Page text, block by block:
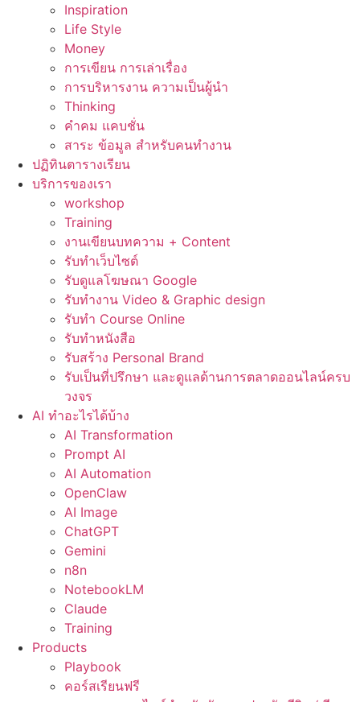
Inspiration
Life Style
Money
การเขียน การเล่าเรื่อง
การบริหารงาน ความเป็นผู้นำ
Thinking
คำคม แคบชั่น
สาระ ข้อมูล สำหรับคนทำงาน
ปฏิทินตารางเรียน
บริการของเรา
workshop
Training
งานเขียนบทความ + Content
รับทำเว็บไซต์
รับดูแลโฆษณา Google
รับทำงาน Video & Graphic design
รับทำ Course Online
รับทำหนังสือ
รับสร้าง Personal Brand
รับเป็นที่ปรึกษา และดูแลด้านการตลาดออนไลน์ครบ
วงจร
AI ทำอะไรได้บ้าง
AI Transformation
Prompt AI
AI Automation
OpenClaw
AI Image
ChatGPT
Gemini
n8n
NotebookLM
Claude
Training
Products
Playbook
คอร์สเรียนฟรี